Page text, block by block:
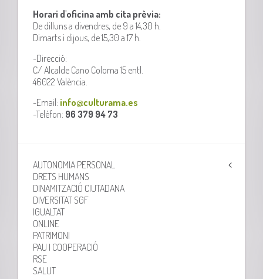
Horari d'oficina amb cita prèvia:
De dilluns a divendres, de 9 a 14,30 h.
Dimarts i dijous, de 15,30 a 17 h.
-Direcció:
C/ Alcalde Cano Coloma 15 entl.
46022 València.
-Email: info@culturama.es
-Telèfon: 96 379 94 73
AUTONOMIA PERSONAL
DRETS HUMANS
DINAMITZACIÓ CIUTADANA
DIVERSITAT SGF
IGUALTAT
ONLINE
PATRIMONI
PAU I COOPERACIÓ
RSE
SALUT